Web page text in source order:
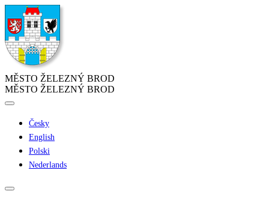
MĚSTO ŽELEZNÝ BROD
MĚSTO ŽELEZNÝ BROD
Česky
English
Polski
Nederlands